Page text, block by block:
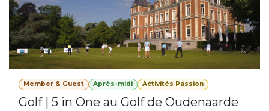
Member & Guest Après-midi Activités Passion
Golf | 5 in One au Golf de Oudenaarde